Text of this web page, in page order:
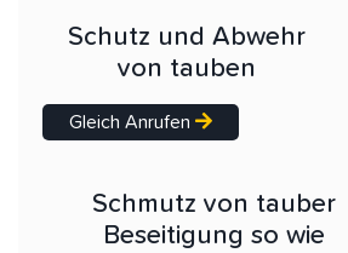
Schutz und Abwehr
von tauben
Gleich Anrufen
Schmutz von tauber
Beseitigung so wie